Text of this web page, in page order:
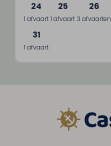
24
1 afvaart
25
1 afvaart
26
3 afvaarten
31
1 afvaart